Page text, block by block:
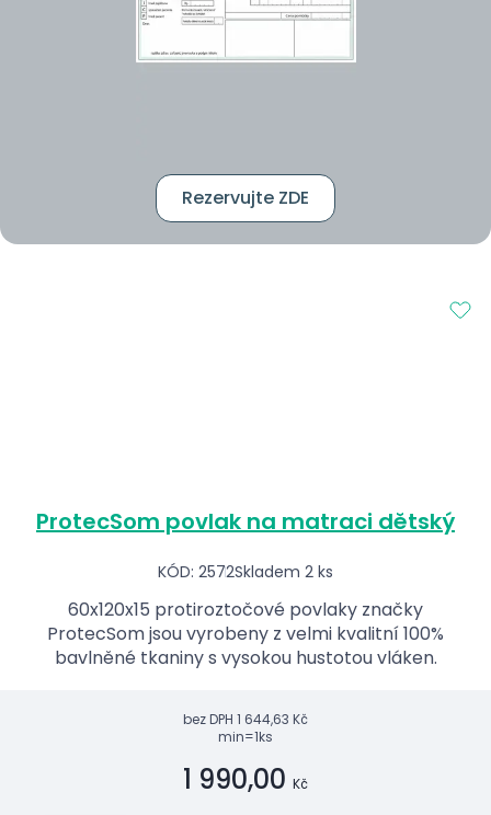
Rezervujte ZDE
ProtecSom povlak na matraci dětský
KÓD: 2572Skladem 2 ks
60x120x15 protiroztočové povlaky značky
ProtecSom jsou vyrobeny z velmi kvalitní 100%
bavlněné tkaniny s vysokou hustotou vláken.
bez DPH 1 644,63 Kč
min=1ks
1 990,00 Kč